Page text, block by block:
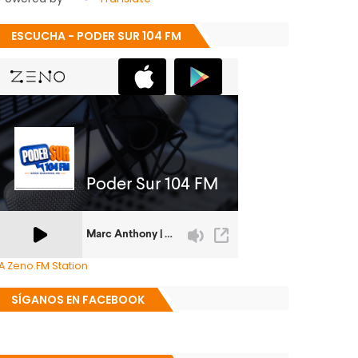
ESCUCHA - PODER SUR 104 FM
Zeno.FM Station
SÍGANOS EN FACEBOOK